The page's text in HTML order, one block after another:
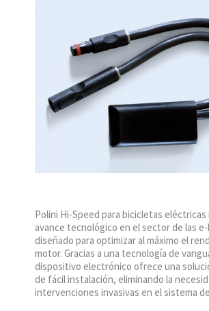
Polini Hi-Speed para bicicletas
avance tecnológico en el sector de las
diseñado para optimizar al máximo el
motor. Gracias a una tecnología de
dispositivo electrónico ofrece una
de fácil instalación, eliminando la
intervenciones invasivas en el sistema